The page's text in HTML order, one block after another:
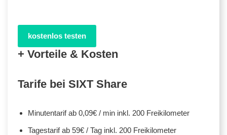
kostenlos testen
+ Vorteile & Kosten
Tarife bei SIXT Share
Minutentarif ab 0,09€ / min inkl. 200 Freikilometer
Tagestarif ab 59€ / Tag inkl. 200 Freikilometer